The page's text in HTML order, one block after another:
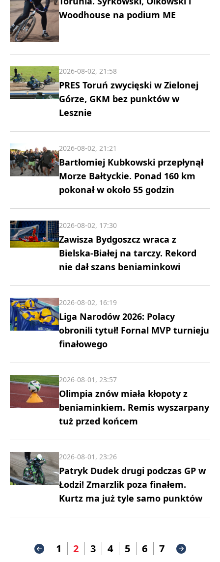
Woodhouse na podium ME
PRES Toruń zwycięski w Zielonej
Górze, GKM bez punktów w
Lesznie
2026-08-02, 21:58
Bartłomiej Kubkowski przepłynął
Morze Bałtyckie. Ponad 160 km
pokonał w około 55 godzin
2026-08-02, 21:21
Zawisza Bydgoszcz wraca z
Bielska-Białej na tarczy. Rekord
nie dał szans beniaminkowi
2026-08-02, 17:30
Liga Narodów 2026: Polacy
obronili tytuł! Fornal MVP turnieju
finałowego
2026-08-02, 16:19
Olimpia znów miała kłopoty z
beniaminkiem. Remis wyszarpany
tuż przed końcem
2026-08-01, 23:57
Patryk Dudek drugi podczas GP w
Łodzi! Zmarzlik poza finałem.
Kurtz ma już tyle samo punktów
2026-08-01, 23:26
1 2 3 4 5 6 7